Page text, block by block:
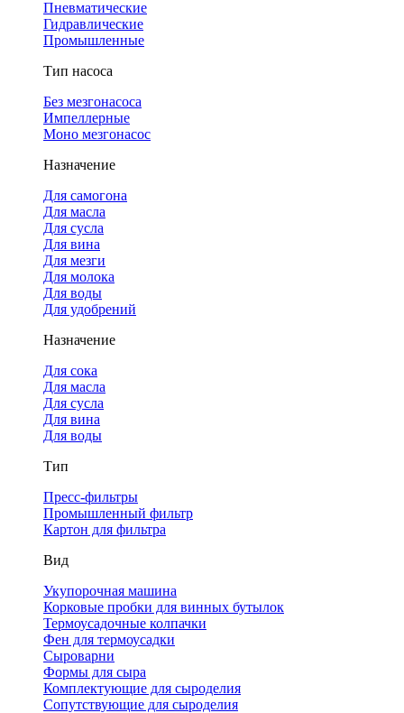
Пневматические
Гидравлические
Промышленные
Тип насоса
Без мезгонасоса
Импеллерные
Моно мезгонасос
Назначение
Для самогона
Для масла
Для сусла
Для вина
Для мезги
Для молока
Для воды
Для удобрений
Назначение
Для сока
Для масла
Для сусла
Для вина
Для воды
Тип
Пресс-фильтры
Промышленный фильтр
Картон для фильтра
Вид
Укупорочная машина
Корковые пробки для винных бутылок
Термоусадочные колпачки
Фен для термоусадки
Сыроварни
Формы для сыра
Комплектующие для сыроделия
Сопутствующие для сыроделия